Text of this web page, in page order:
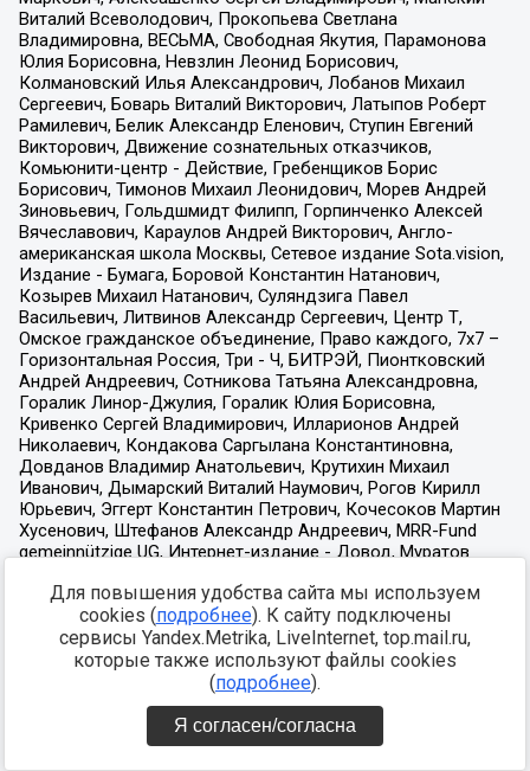
Для повышения удобства сайта мы используем
cookies (подробнее). К сайту подключены
сервисы Yandex.Metrika, LiveInternet, top.mail.ru,
которые также используют файлы cookies
(подробнее).
Я согласен/согласна